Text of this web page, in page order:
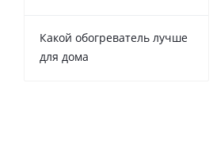
Какой обогреватель лучше
для дома